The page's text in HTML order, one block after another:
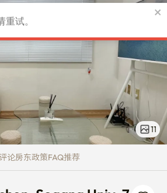
Sogang
11
评论房东政策FAQ推荐
重试。